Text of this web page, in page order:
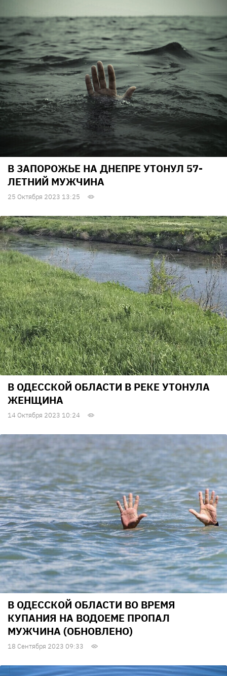
В ЗАПОРОЖЬЕ НА ДНЕПРЕ УТОНУЛ 57-
ЛЕТНИЙ МУЖЧИНА
25 Октября 2023 13:25
В ОДЕССКОЙ ОБЛАСТИ В РЕКЕ УТОНУЛА
ЖЕНЩИНА
14 Октября 2023 10:24
В ОДЕССКОЙ ОБЛАСТИ ВО ВРЕМЯ
КУПАНИЯ НА ВОДОЕМЕ ПРОПАЛ
МУЖЧИНА (ОБНОВЛЕНО)
18 Сентября 2023 09:33